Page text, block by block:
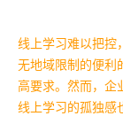
线上学习难以把控
无地域限制的便利
高要求。然而，企
线上学习的孤独感